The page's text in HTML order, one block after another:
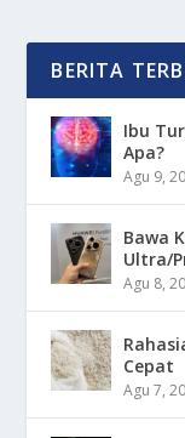
BERITA
Ibu
Apa?
Agu 9,
Bawa
Ultra/
Agu 8,
Cepat
Agu 7,